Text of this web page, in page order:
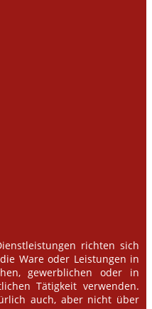
richten sich
Ware oder Leistungen in
gewerblichen oder in
Tätigkeit verwenden.
auch, aber nicht über